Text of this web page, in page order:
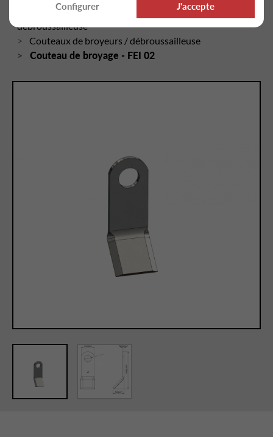
Pièces détachées broyeur / gyrobroyeur /
débroussailleuse
Couteaux de broyeurs / débroussailleuse
Couteau de broyage - FEI 02
Configurer J'accepte